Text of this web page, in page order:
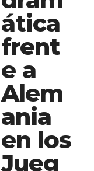
ática
frent
e a
Alem
ania
en los
Jueg